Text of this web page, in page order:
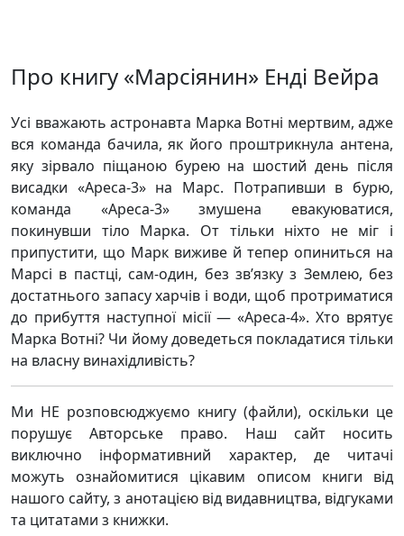
Про книгу «Марсіянин» Енді Вейра
Усі вважають астронавта Марка Вотні мертвим, адже
вся команда бачила, як його проштрикнула антена,
яку зірвало піщаною бурею на шостий день після
висадки «Ареса-3» на Марс. Потрапивши в бурю,
команда «Ареса-3» змушена евакуюватися,
покинувши тіло Марка. От тільки ніхто не міг і
припустити, що Марк виживе й тепер опиниться на
Марсі в пастці, сам-один, без зв’язку з Землею, без
достатнього запасу харчів і води, щоб протриматися
до прибуття наступної місії — «Ареса-4». Хто врятує
Марка Вотні? Чи йому доведеться покладатися тільки
на власну винахідливість?
Ми НЕ розповсюджуємо книгу (файли), оскільки це
порушує Авторське право. Наш сайт носить
виключно інформативний характер, де читачі
можуть ознайомитися цікавим описом книги від
нашого сайту, з анотацією від видавництва, відгуками
та цитатами з книжки.